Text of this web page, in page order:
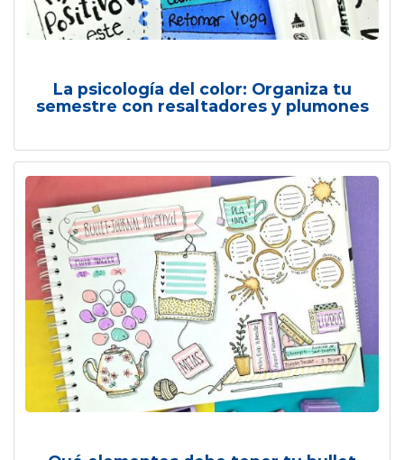
La psicología del color: Organiza tu
semestre con resaltadores y plumones